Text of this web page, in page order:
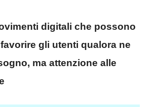
digitali che possono
gli utenti qualora ne
ma attenzione alle